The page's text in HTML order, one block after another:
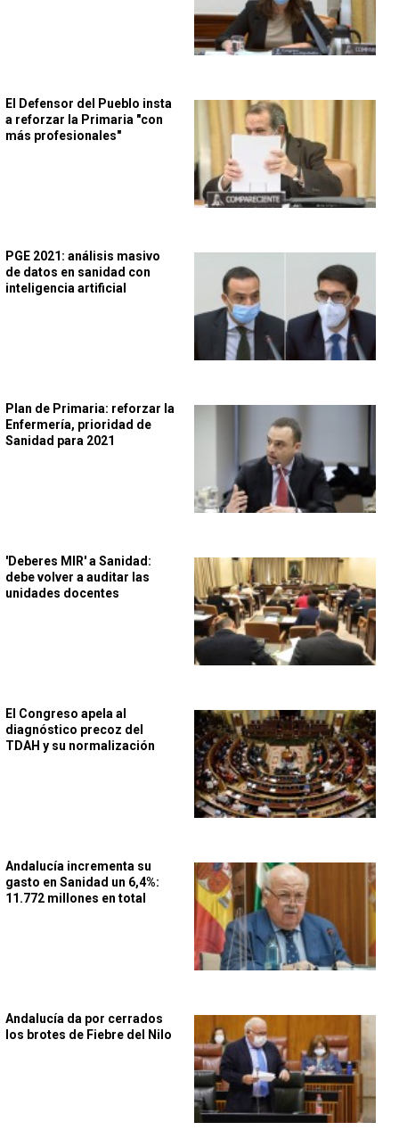
El Defensor del Pueblo insta
a reforzar la Primaria "con
más profesionales"
PGE 2021: análisis masivo
de datos en sanidad con
inteligencia artificial
Plan de Primaria: reforzar la
Enfermería, prioridad de
Sanidad para 2021
'Deberes MIR' a Sanidad:
debe volver a auditar las
unidades docentes
El Congreso apela al
diagnóstico precoz del
TDAH y su normalización
Andalucía incrementa su
gasto en Sanidad un 6,4%:
11.772 millones en total
Andalucía da por cerrados
los brotes de Fiebre del Nilo